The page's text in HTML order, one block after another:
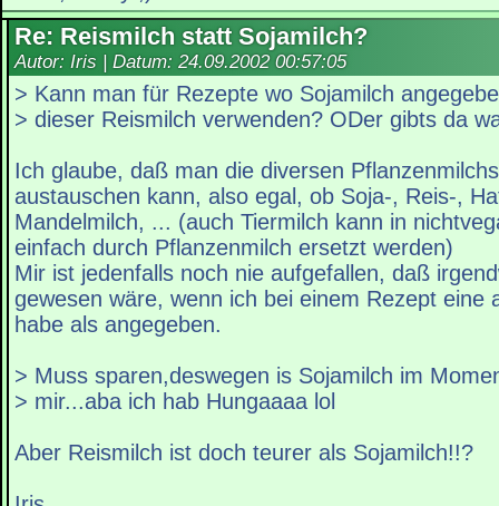
Re: Reismilch statt Sojamilch?
Autor: Iris | Datum: 24.09.2002 00:57:05
> Kann man für Rezepte wo Sojamilch
> dieser Reismilch verwenden? ODer gibts da
Ich glaube, daß man die diversen
austauschen kann, also egal, ob Soja-, Reis-,
Mandelmilch, ... (auch Tiermilch kann in
einfach durch Pflanzenmilch ersetzt werden)
Mir ist jedenfalls noch nie aufgefallen, daß
gewesen wäre, wenn ich bei einem Rezept eine
habe als angegeben.
> Muss sparen,deswegen is Sojamilch im
> mir...aba ich hab Hungaaaa lol
Aber Reismilch ist doch teurer als Sojamilch!!?